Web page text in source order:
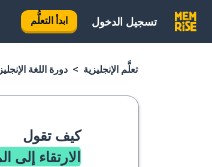
تسجيل الدخول ابدأ التعلُّم
تعلَّم الإنجليزية دورة اللغة
كيف تقول
الارتقاء إلى